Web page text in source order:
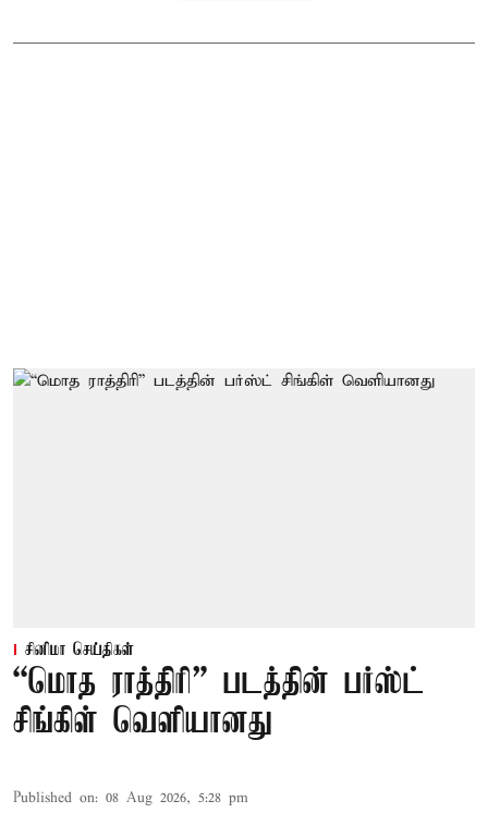
சினிமா செய்திகள்
“மொத ராத்திரி” படத்தின் பர்ஸ்ட்
சிங்கிள் வெளியானது
Published on: 08 Aug 2026, 5:28 pm